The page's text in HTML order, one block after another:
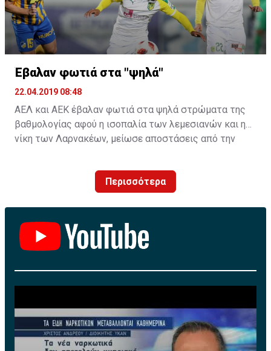
Έβαλαν φωτιά στα "ψηλά"
22.04.2019 08:48
ΑΕΛ και ΑΕΚ έβαλαν φωτιά στα ψηλά στρώματα της
βαθμολογίας αφού η ισοπαλία των λεμεσιανών και η
νίκη των Λαρνακέων, μείωσε αποστάσεις από την
Περισσότερα